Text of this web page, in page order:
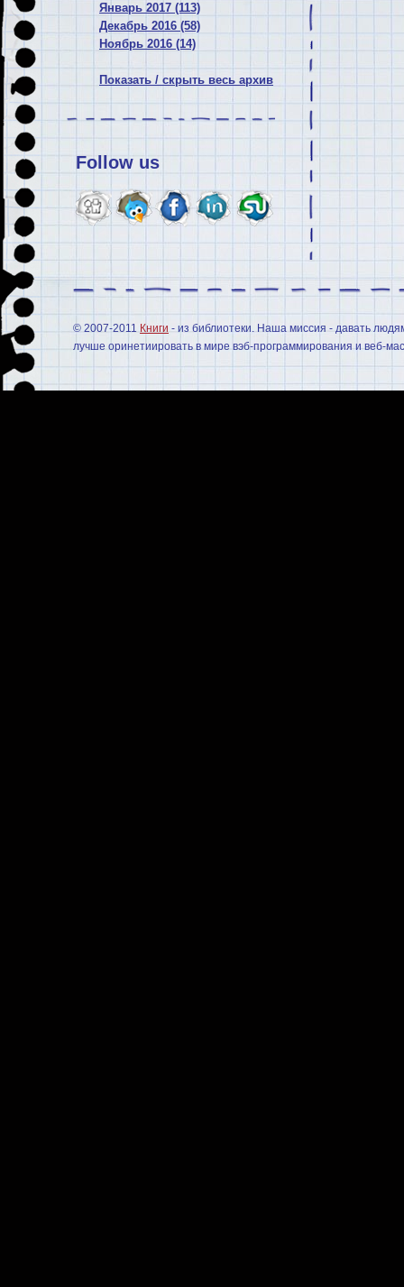
Январь 2017 (113)
Декабрь 2016 (58)
Ноябрь 2016 (14)
Показать / скрыть весь архив
Follow us
© 2007-2011 Книги - из библиотеки. Наша миссия - давать
лучше оринетиировать в мире вэб-программирования и веб-